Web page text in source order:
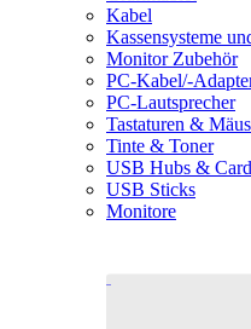
Kabel
Kassensysteme
Monitor Zubehör
PC-Kabel/-
PC-Lautsprecher
Tastaturen &
Tinte & Toner
USB Hubs &
USB Sticks
Monitore